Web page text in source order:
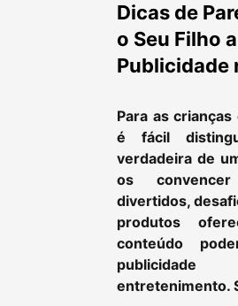
Dicas de
o Seu Filho
Publicidade
Para as
é fácil
verdadeira de
os
divertidos,
produtos
conteúdo
entretenimento.